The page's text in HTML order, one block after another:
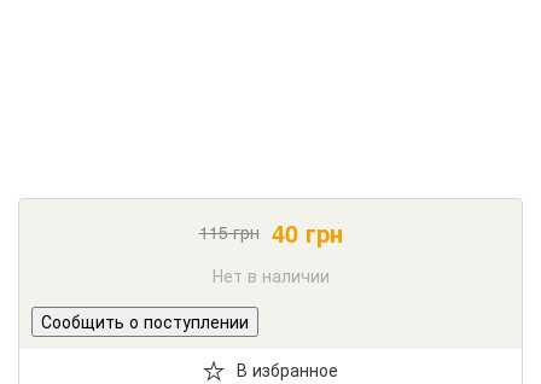
115грн 40грн
Нет в наличии
Сообщить о поступлении
В избранное